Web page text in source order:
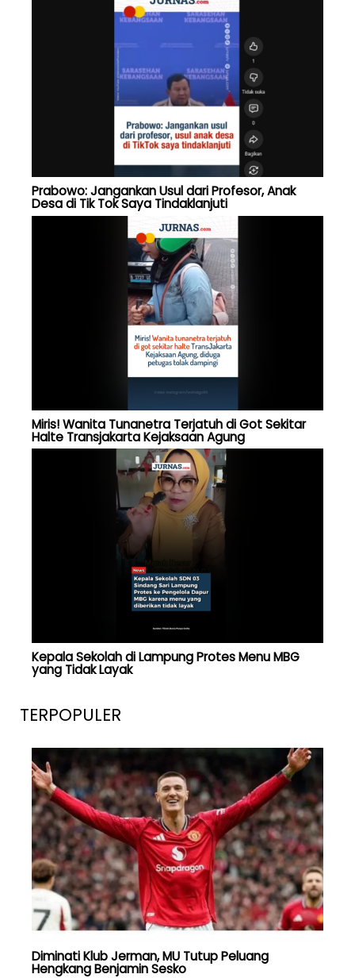
Prabowo: Jangankan Usul dari Profesor, Anak
Desa di Tik Tok Saya Tindaklanjuti
Miris! Wanita Tunanetra Terjatuh di Got Sekitar
Halte Transjakarta Kejaksaan Agung
Kepala Sekolah di Lampung Protes Menu MBG
yang Tidak Layak
TERPOPULER
Diminati Klub Jerman, MU Tutup Peluang
Hengkang Benjamin Sesko